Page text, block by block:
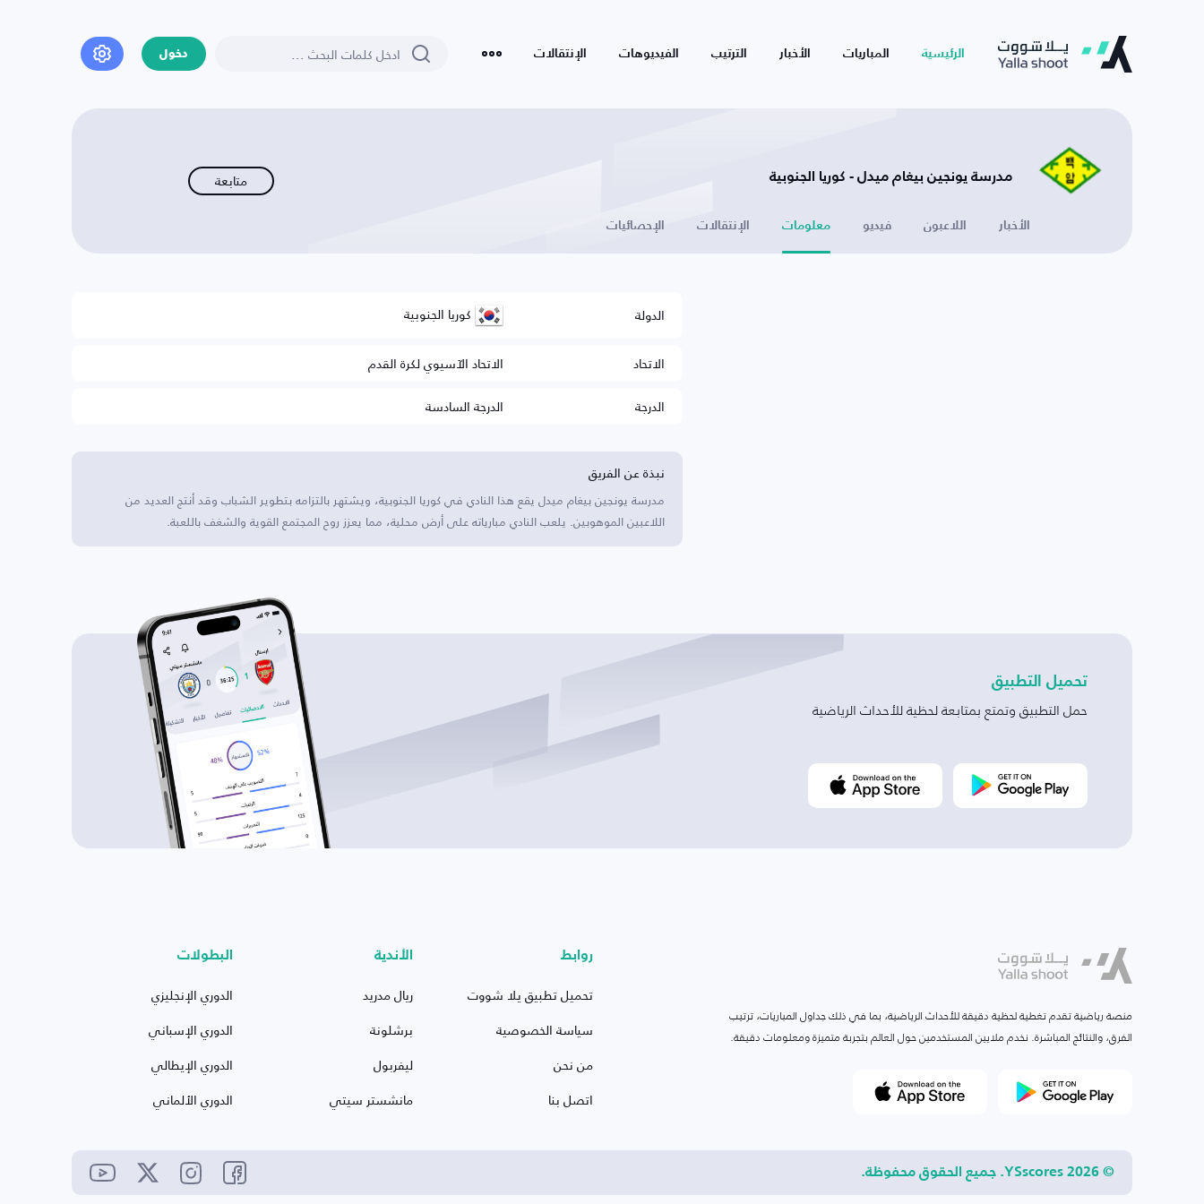
الرئيسية المباريات الأخبار الترتيب الفيديوهات الإنتقالات دخول
مدرسة يونجين بيغام ميدل - كوريا الجنوبية متابعة
الأخبار اللاعبون فيديو معلومات الإنتقالات الإحصائيات
الدولة كوريا الجنوبية
الاتحاد
الاتحاد الآسيوي لكرة القدم
الدرجة
الدرجة السادسة
نبذة عن الفريق
مدرسة يونجين بيغام ميدل يقع هذا النادي في كوريا الجنوبية، ويشتهر بالتزامه بتطوير الشباب وقد أنتج العديد من
اللاعبين الموهوبين. يلعب النادي مبارياته على أرض محلية، مما يعزز روح المجتمع القوية والشغف باللعبة.
تحميل التطبيق
حمل التطبيق وتمتع بمتابعة لحظية للأحداث الرياضية
منصة رياضية تقدم تغطية لحظية دقيقة للأحداث الرياضية، بما في ذلك جداول المباريات، ترتيب
الفرق، والنتائج المباشرة. نخدم ملايين المستخدمين حول العالم بتجربة متميزة ومعلومات دقيقة.
روابط
تحميل تطبيق يلا شووت
سياسة الخصوصية
من نحن
اتصل بنا
الأندية
ريال مدريد
برشلونة
ليفربول
مانشستر سيتي
البطولات
الدوري الإنجليزي
الدوري الإسباني
الدوري الإيطالي
الدوري الألماني
© 2026 YSscores. جميع الحقوق محفوظة.